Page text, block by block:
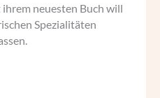
neuesten Buch will
Spezialitäten